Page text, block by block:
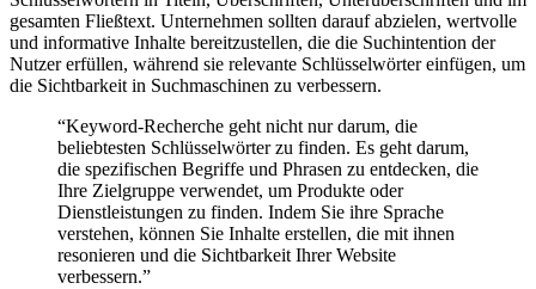
gesamten Fließtext. Unternehmen sollten darauf abzielen, wertvolle
und informative Inhalte bereitzustellen, die die Suchintention der
Nutzer erfüllen, während sie relevante Schlüsselwörter einfügen, um
die Sichtbarkeit in Suchmaschinen zu verbessern.
“Keyword-Recherche geht nicht nur darum, die
beliebtesten Schlüsselwörter zu finden. Es geht darum,
die spezifischen Begriffe und Phrasen zu entdecken, die
Ihre Zielgruppe verwendet, um Produkte oder
Dienstleistungen zu finden. Indem Sie ihre Sprache
verstehen, können Sie Inhalte erstellen, die mit ihnen
resonieren und die Sichtbarkeit Ihrer Website
verbessern.”